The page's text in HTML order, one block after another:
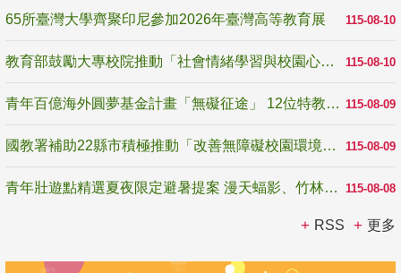
115-08-10
65所臺灣大學齊聚印尼參加2026年臺灣高等教育展
115-08-10
教育部鼓勵大專校院推動「社會情緒學習與校園心理健康促進計畫」 培育校園「心」韌性
115-08-09
青年百億海外圓夢基金計畫「無礙征途」 12位特教與弱勢青年勇闖西班牙 跨越感官限制見證生命蛻變
115-08-09
國教署補助22縣市積極推動「改善無障礙校園環境計畫」 打造友善、安全、無礙學習空間
115-08-08
青年壯遊點精選夏夜限定避暑提案 漫天蝠影、竹林尋蛙、茶香夜觀 邀青年暮色出發
RSS 更多